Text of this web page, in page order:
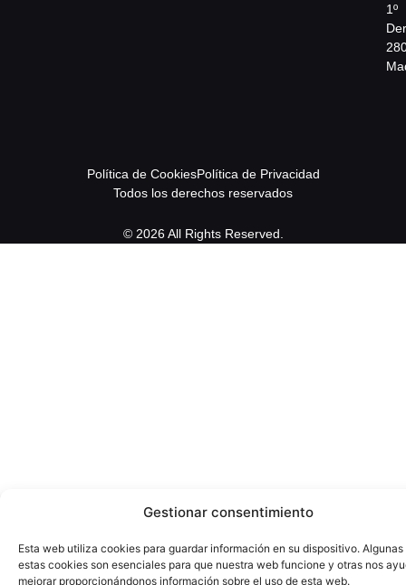
Gestionar consentimiento
Esta web utiliza cookies para guardar información en su dispositivo. Algunas
estas cookies son esenciales para que nuestra web funcione y otras nos
mejorar proporcionándonos información sobre el uso de esta web.
1º
Política de CookiesPolítica de Privacidad
Todos los derechos reservados
© 2026 All Rights Reserved.